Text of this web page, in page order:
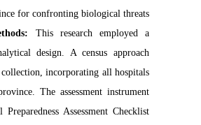
for confronting biological threats.
This research employed a
design. A census approach
collection, incorporating all hospitals
The assessment instrument
Preparedness Assessment Checklist